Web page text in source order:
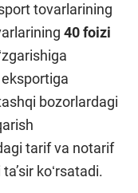
tovarlarining
40 foizi
eksportiga
bozorlardagi
tarif va notarif
koʻrsatadi.